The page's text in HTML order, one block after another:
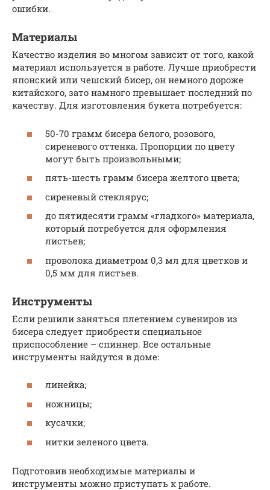
ошибки.
Материалы
Качество изделия во многом зависит от того, какой
материал используется в работе. Лучше приобрести
японский или чешский бисер, он немного дороже
китайского, зато намного превышает последний по
качеству. Для изготовления букета потребуется:
50-70 грамм бисера белого, розового,
сиреневого оттенка. Пропорции по цвету
могут быть произвольными;
пять-шесть грамм бисера желтого цвета;
сиреневый стеклярус;
до пятидесяти грамм «гладкого» материала,
который потребуется для оформления
листьев;
проволока диаметром 0,3 мл для цветков и
0,5 мм для листьев.
Инструменты
Если решили заняться плетением сувениров из
бисера следует приобрести специальное
приспособление – спиннер. Все остальные
инструменты найдутся в доме:
линейка;
ножницы;
кусачки;
нитки зеленого цвета.
Подготовив необходимые материалы и
инструменты можно приступать к работе.